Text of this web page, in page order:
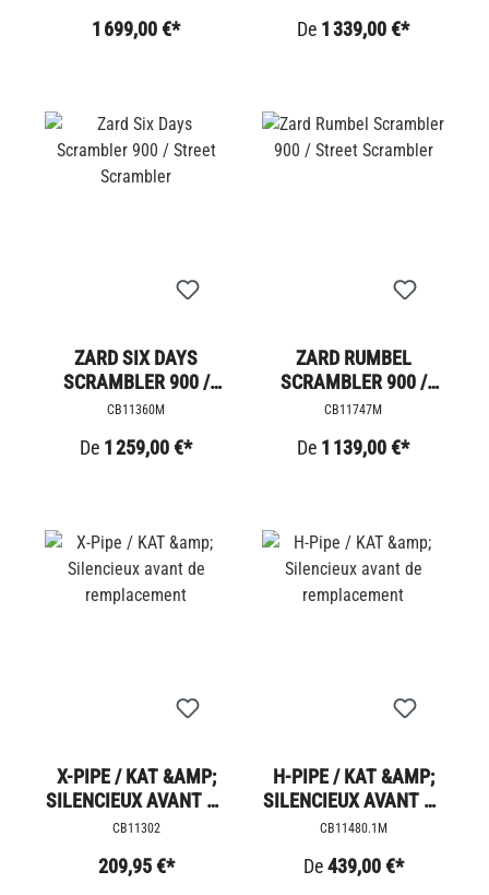
1 699,00 €* De 1 339,00 €*
ZARD SIX DAYS
SCRAMBLER 900 /
STREET SCRAMBLER
CB11360M
De 1 259,00 €*
ZARD RUMBEL
SCRAMBLER 900 /
STREET SCRAMBLER
CB11747M
De 1 139,00 €*
X-PIPE / KAT &AMP;
SILENCIEUX AVANT DE
REMPLACEMENT
CB11302
209,95 €*
H-PIPE / KAT &AMP;
SILENCIEUX AVANT DE
REMPLACEMENT
CB11480.1M
De439,00 €*